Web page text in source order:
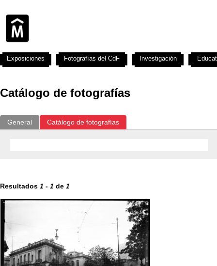
Catálogo de fotografías
General Catálogo de fotografías
Resultados 1 - 1 de 1
Exposiciones Fotografías del CdF Investigación